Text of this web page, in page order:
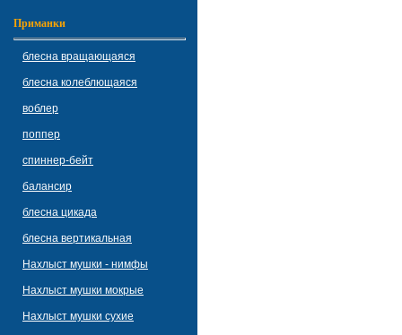
Приманки
блесна вращающаяся
блесна колеблющаяся
воблер
поппер
спиннер-бейт
балансир
блесна цикада
блесна вертикальная
Нахлыст мушки - нимфы
Нахлыст мушки мокрые
Нахлыст мушки сухие